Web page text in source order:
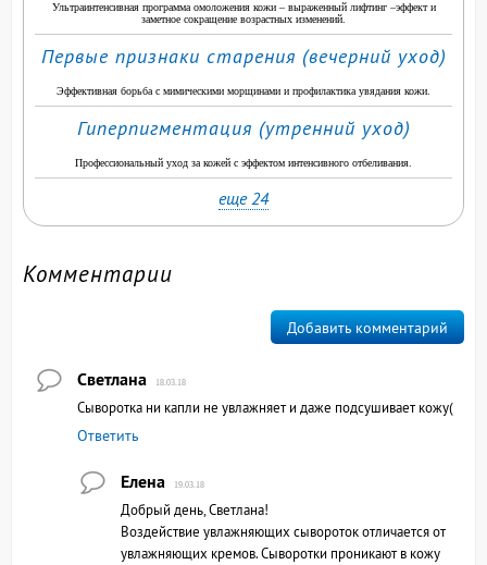
Ультраинтенсивная программа омоложения кожи – выраженный лифтинг –эффект и
заметное сокращение возрастных изменений.
Первые признаки старения (вечерний уход)
Эффективная борьба с мимическими морщинами и профилактика увядания кожи.
Гиперпигментация (утренний уход)
Профессиональный уход за кожей с эффектом интенсивного отбеливания.
еще 24
Комментарии
Добавить комментарий
Светлана 18.03.18
Сыворотка ни капли не увлажняет и даже подсушивает кожу(
Ответить
Елена 19.03.18
Добрый день, Светлана!
Воздействие увлажняющих сывороток отличается от
увлажняющих кремов. Сыворотки проникают в кожу